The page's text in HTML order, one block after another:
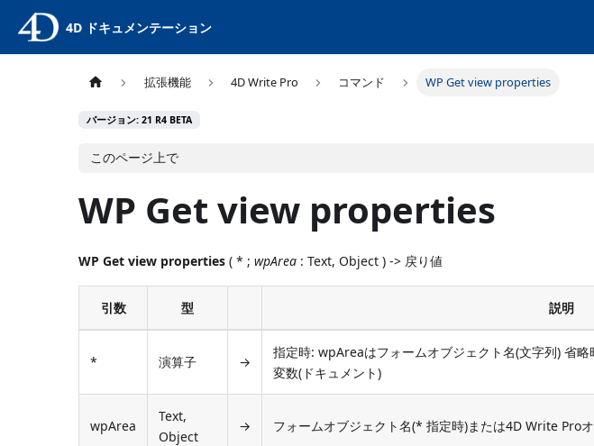
4D ドキュメンテーション
拡張機能 4D Write Pro コマンド WP Get view properties
バージョン: 21 R4 BETA
このページ上で
WP Get view properties
WP Get view properties ( * ;wpArea : Text, Object ) -> 戻り値
引数 型 説明
* 演算子 →
指定時: wpAreaはフォームオブジェクト名(文字列) 省
変数(ドキュメント)
wpArea
Text,
Object
→ フォームオブジェクト名(* 指定時)または4D Write Pro